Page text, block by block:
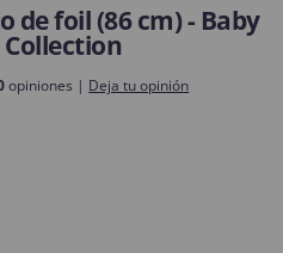
vez
de foil (86 cm) - Baby
opiniones | Deja tu opinión